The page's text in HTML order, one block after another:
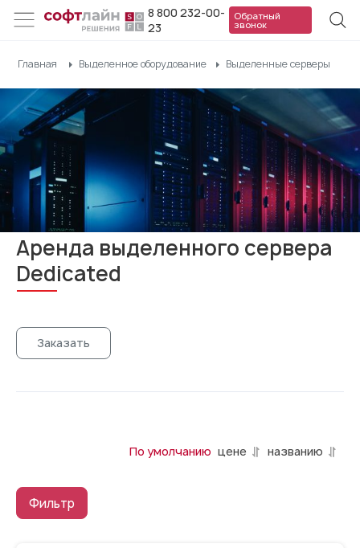
8 800 232-00-
23
Обратный
звонок
Главная Выделенное оборудование Выделенные серверы
Аренда выделенного сервера
Dedicated
Заказать
По умолчанию цене названию
Фильтр